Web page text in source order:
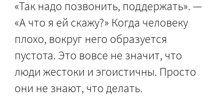
«Так надо позвонить, поддержать». —
«А что я ей скажу?» Когда человеку
плохо, вокруг него образуется
пустота. Это вовсе не значит, что
люди жестоки и эгоистичны. Просто
они не знают, что делать.